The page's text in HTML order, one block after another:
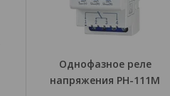
Однофазное реле
напряжения РН-111М